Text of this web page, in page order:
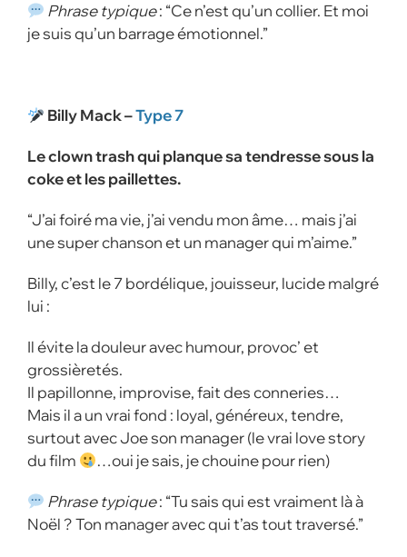
Phrase typique: “Ce n’est qu’un collier. Et moi
je suis qu’un barrage émotionnel.”
Billy Mack –Type 7
Le clown trash qui planque sa tendresse sous la
coke et les paillettes.
“J’ai foiré ma vie, j’ai vendu mon âme… mais j’ai
une super chanson et un manager qui m’aime.”
Billy, c’est le 7 bordélique, jouisseur, lucide malgré
lui :
Il évite la douleur avec humour, provoc’ et
grossièretés.
Il papillonne, improvise, fait des conneries…
Mais il a un vrai fond : loyal, généreux, tendre,
surtout avec Joe son manager (le vrai love story
du film
…oui je sais, je chouine pour rien)
Phrase typique: “Tu sais qui est vraiment là à
Noël ? Ton manager avec qui t’as tout traversé.”